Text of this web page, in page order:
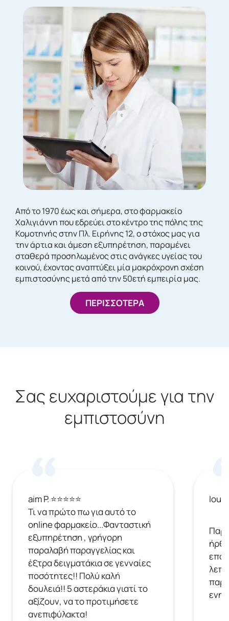
Από το 1970 έως και σήμερα, στο φαρμακείο
Χαλιγιάννη που εδρεύει στο κέντρο της πόλης της
Κομοτηνής στην Πλ. Ειρήνης 12, ο στόχος μας για
την άρτια και άμεση εξυπηρέτηση, παραμένει
σταθερά προσηλωμένος στις ανάγκες υγείας του
κοινού, έχοντας αναπτύξει μία μακρόχρονη σχέση
εμπιστοσύνης μετά από την 50ετή εμπειρία μας.
ΠΕΡΙΣΣΟΤΕΡΑ
Σας ευχαριστούμε για την
εμπιστοσύνη
aim P. ⭐⭐⭐⭐⭐
Τι να πρώτο πω για αυτό το
online φαρμακείο...Φανταστική
εξυπηρέτηση , γρήγορη
παραλαβή παραγγελίας και
έξτρα δειγματάκια σε γενναίες
ποσότητες!! Πολύ καλή
δουλειά!! 5 αστεράκια γιατί το
αξίζουν, να το προτιμήσετε
ανεπιφύλακτα!
Ioulia